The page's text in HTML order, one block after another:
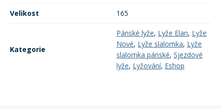
Velikost 165
Kategorie
Pánské lyže, Lyže Elan, Lyže
Nové, Lyže slalomka, Lyže
slalomka pánské, Sjezdové
lyže, Lyžování, Eshop